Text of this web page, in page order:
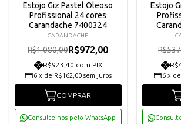
Estojo Giz Pastel Oleoso
Profissional 24 cores
Carandache 7400324
CARANDACHE
R$1.080,00R$972,00
R$923,40 com PIX
6 x de R$162,00 sem juros
COMPRAR
Consulte-nos pelo WhatsApp
Estojo
6 x de